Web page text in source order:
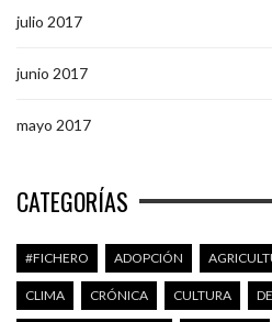
julio 2017
junio 2017
mayo 2017
CATEGORÍAS
#FICHERO ADOPCIÓN
CLIMA CRÓNICA CULTURA